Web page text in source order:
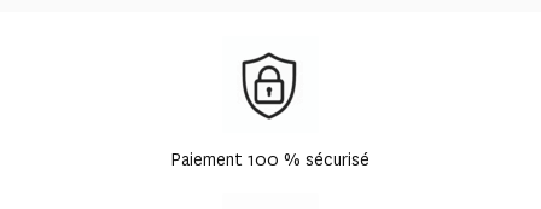
Paiement 100 % sécurisé